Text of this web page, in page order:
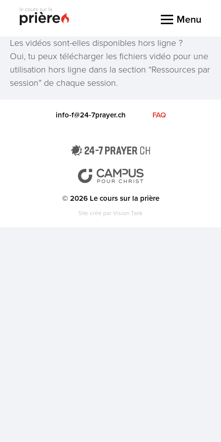
Menu
Les vidéos sont-elles disponibles hors ligne ?
Oui, tu peux télécharger les fichiers vidéo pour une
utilisation hors ligne dans la section “Ressources par
session” de chaque session.
© 2026 Le cours sur la prière
info-f@24-7prayer.ch FAQ
Site créé par Vision Tank